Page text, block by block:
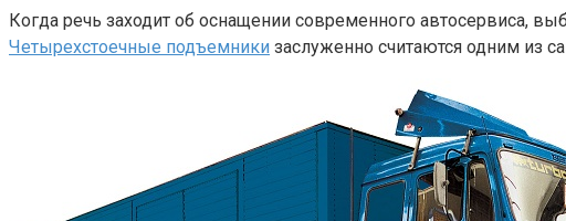
Когда речь заходит об оснащении современного автосервиса,
Четырехстоечные подъемники заслуженно считаются одним из